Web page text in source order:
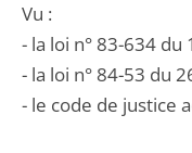
Vu :
- la loi n° 83-634 du
- la loi n° 84-53 du
- le code de justice